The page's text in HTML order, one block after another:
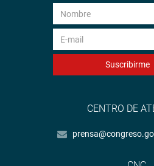
Suscribirme
CENTRO DE